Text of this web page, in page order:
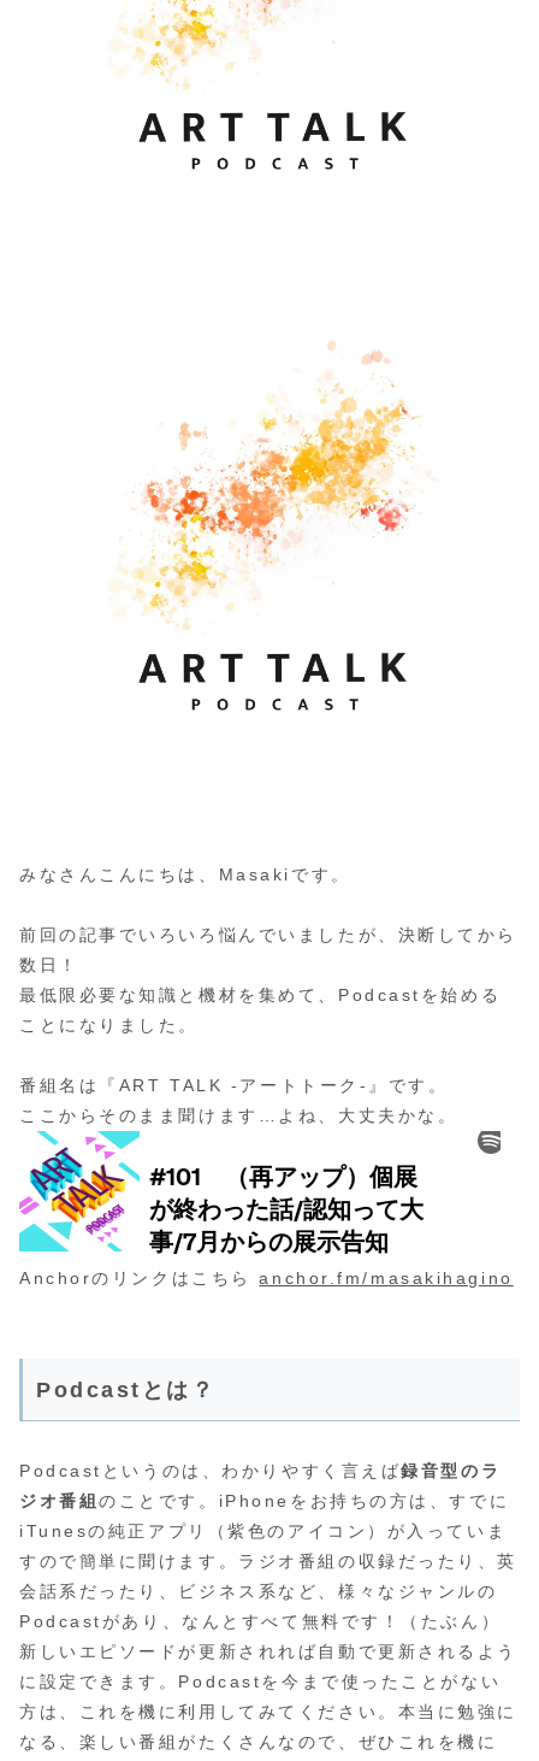
みなさんこんにちは、Masakiです。
前回の記事でいろいろ悩んでいましたが、決断してから
数日！
最低限必要な知識と機材を集めて、Podcastを始める
ことになりました。
番組名は『ART TALK -アートトーク-』です。
ここからそのまま聞けます…よね、大丈夫かな。
Anchorのリンクはこちらanchor.fm/masakihagino
Podcastとは？
Podcastというのは、わかりやすく言えば録音型のラ
ジオ番組のことです。iPhoneをお持ちの方は、すでに
iTunesの純正アプリ（紫色のアイコン）が入っていま
すので簡単に聞けます。ラジオ番組の収録だったり、英
会話系だったり、ビジネス系など、様々なジャンルの
Podcastがあり、なんとすべて無料です！（たぶん）
新しいエピソードが更新されれば自動で更新されるよう
に設定できます。Podcastを今まで使ったことがない
方は、これを機に利用してみてください。本当に勉強に
なる、楽しい番組がたくさんなので、ぜひこれを機に